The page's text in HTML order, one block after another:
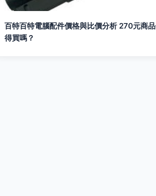
百特百特電腦配件價格與比價分析 270元商
得買嗎？